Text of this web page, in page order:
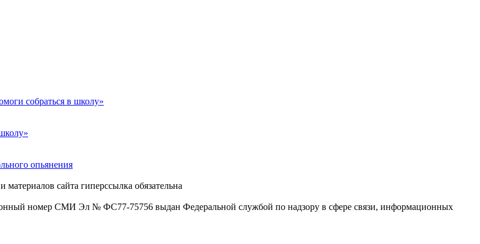
собраться в школу»
опьянения
сайта гиперссылка обязательна
номер СМИ Эл № ФС77-75756 выдан Федеральной службой по надзору в сфере связи, информационных